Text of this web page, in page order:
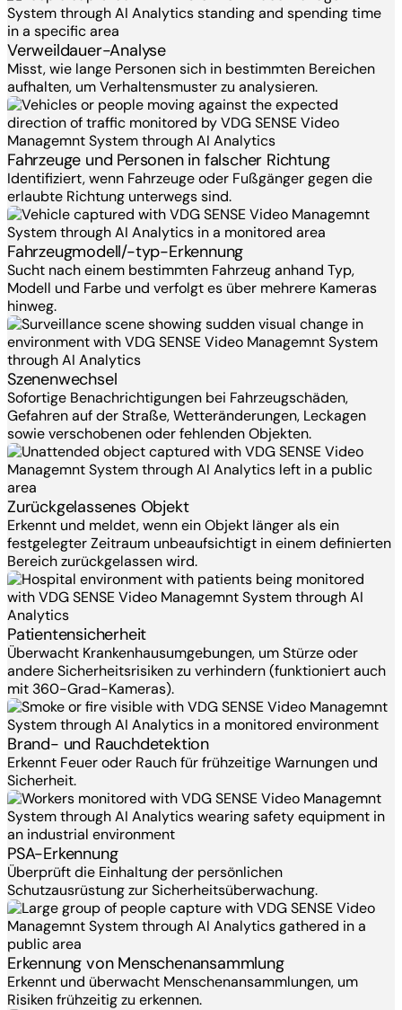
Verweildauer-Analyse
Misst, wie lange Personen sich in bestimmten Bereichen
aufhalten, um Verhaltensmuster zu analysieren.
Fahrzeuge und Personen in falscher Richtung
Identifiziert, wenn Fahrzeuge oder Fußgänger gegen die
erlaubte Richtung unterwegs sind.
Fahrzeugmodell/-typ-Erkennung
Sucht nach einem bestimmten Fahrzeug anhand Typ,
Modell und Farbe und verfolgt es über mehrere Kameras
hinweg.
Szenenwechsel
Sofortige Benachrichtigungen bei Fahrzeugschäden,
Gefahren auf der Straße, Wetteränderungen, Leckagen
sowie verschobenen oder fehlenden Objekten.
Zurückgelassenes Objekt
Erkennt und meldet, wenn ein Objekt länger als ein
festgelegter Zeitraum unbeaufsichtigt in einem definierten
Bereich zurückgelassen wird.
Patientensicherheit
Überwacht Krankenhausumgebungen, um Stürze oder
andere Sicherheitsrisiken zu verhindern (funktioniert auch
mit 360-Grad-Kameras).
Brand- und Rauchdetektion
Erkennt Feuer oder Rauch für frühzeitige Warnungen und
Sicherheit.
PSA-Erkennung
Überprüft die Einhaltung der persönlichen
Schutzausrüstung zur Sicherheitsüberwachung.
Erkennung von Menschenansammlung
Erkennt und überwacht Menschenansammlungen, um
Risiken frühzeitig zu erkennen.